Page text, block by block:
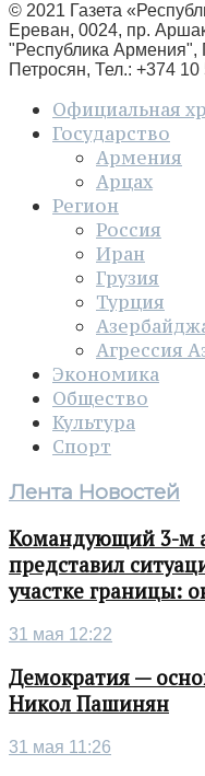
© 2021 Газета
Ереван, 0024, пр.
"Республика Армения",
Петросян, Тел.: +374
Официальная
Государство
Армения
Арцах
Регион
Россия
Иран
Грузия
Турция
Агрессия
Экономика
Общество
Культура
Спорт
Лента Новостей
Командующий 3-м
представил
участке границы:
31 мая 12:22
Демократия —
Никол Пашинян
31 мая 11:26